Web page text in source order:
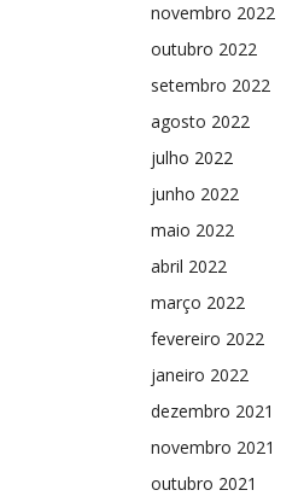
novembro 2022
outubro 2022
setembro 2022
agosto 2022
julho 2022
junho 2022
maio 2022
abril 2022
março 2022
fevereiro 2022
janeiro 2022
dezembro 2021
novembro 2021
outubro 2021